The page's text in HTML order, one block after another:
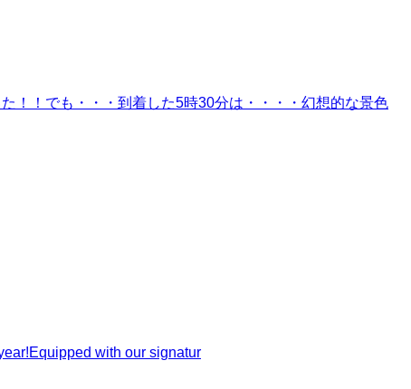
！！でも・・・到着した5時30分は・・・・幻想的な景色
with our signatur